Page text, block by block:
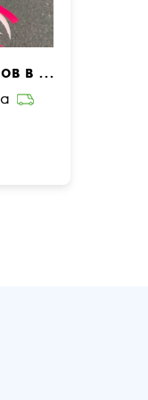
9 коралловых пионов в коробке